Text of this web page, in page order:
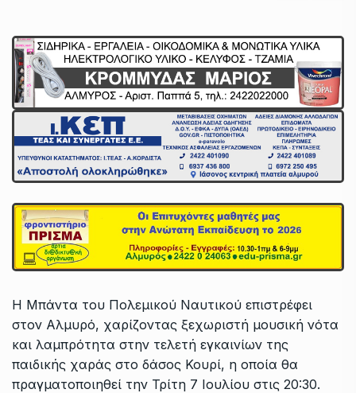
Η Μπάντα του Πολεμικού Ναυτικού επιστρέφει
στον Αλμυρό, χαρίζοντας ξεχωριστή μουσική νότα
και λαμπρότητα στην τελετή εγκαινίων της
παιδικής χαράς στο δάσος Κουρί, η οποία θα
πραγματοποιηθεί την Τρίτη 7 Ιουλίου στις 20:30.